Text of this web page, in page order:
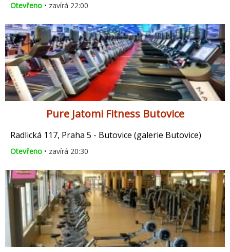
Otevřeno • zavírá 22:00
Pure Jatomi Fitness Butovice
Radlická 117, Praha 5 - Butovice (galerie Butovice)
Otevřeno • zavírá 20:30